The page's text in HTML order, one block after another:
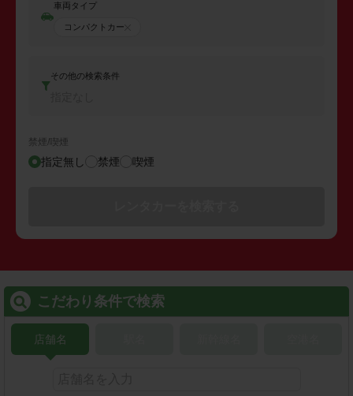
車両タイプ
コンパクトカー
その他の検索条件
禁煙/喫煙
指定無し 禁煙 喫煙
こだわり条件で検索
店舗名